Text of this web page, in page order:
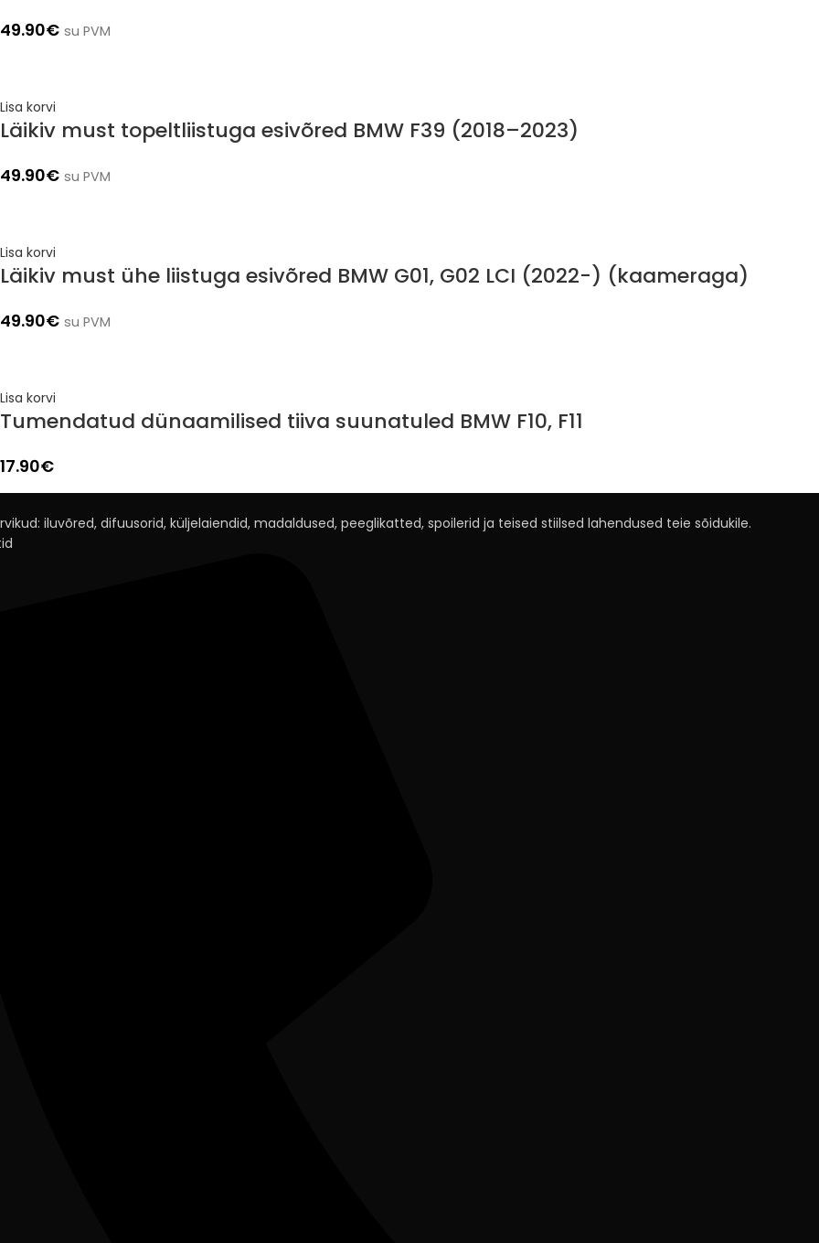
49.90€ su PVM
Lisa korvi
Läikiv must topeltliistuga esivõred BMW F39 (2018–2023)
49.90€ su PVM
Lisa korvi
Läikiv must ühe liistuga esivõred BMW G01, G02 LCI (2022-) (kaameraga)
49.90€ su PVM
Lisa korvi
Tumendatud dünaamilised tiiva suunatuled BMW F10, F11
17.90€
iluvõred, difuusorid, küljelaiendid, madaldused, peeglikatted, spoilerid ja teised stiilsed lahendused teie sõidukile.